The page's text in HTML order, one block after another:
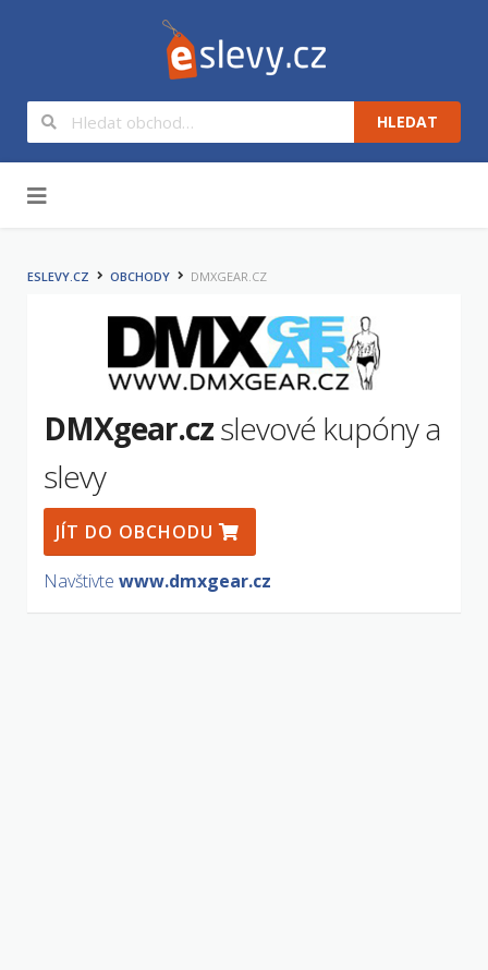
HLEDAT
ESLEVY.CZ OBCHODY DMXGEAR.CZ
DMXgear.czslevové kupóny a
slevy
JÍT DO OBCHODU
Navštivte www.dmxgear.cz